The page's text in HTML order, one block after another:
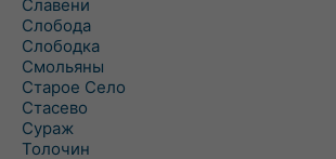
Славени
Слобода
Слободка
Смольяны
Старое Село
Стасево
Сураж
Толочин